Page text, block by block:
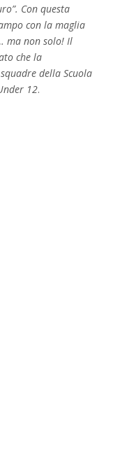
Con questa
con la maglia
ma non solo! Il
che la
della Scuola
12.